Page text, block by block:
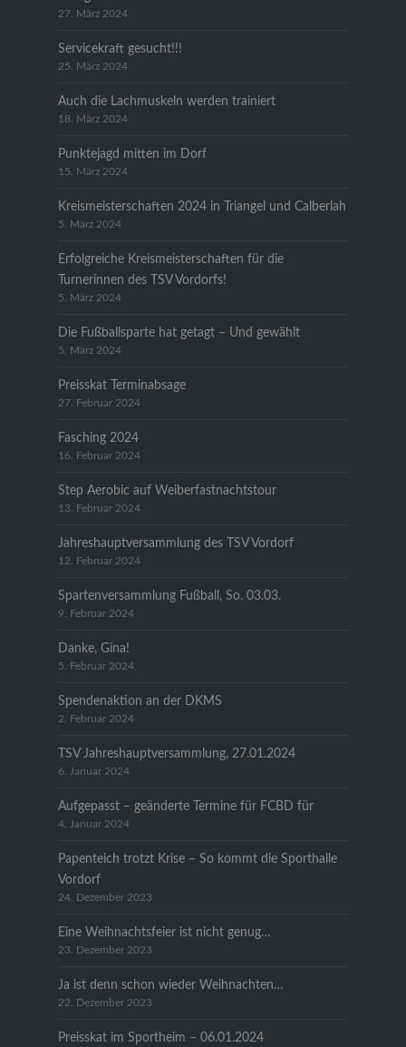
27. März 2024
Servicekraft gesucht!!!
25. März 2024
Auch die Lachmuskeln werden trainiert
18. März 2024
Punktejagd mitten im Dorf
15. März 2024
Kreismeisterschaften 2024 in Triangel und Calberlah
5. März 2024
Erfolgreiche Kreismeisterschaften für die
Turnerinnen des TSV Vordorfs!
5. März 2024
Die Fußballsparte hat getagt – Und gewählt
5. März 2024
Preisskat Terminabsage
27. Februar 2024
Fasching 2024
16. Februar 2024
Step Aerobic auf Weiberfastnachtstour
13. Februar 2024
Jahreshauptversammlung des TSV Vordorf
12. Februar 2024
Spartenversammlung Fußball, So. 03.03.
9. Februar 2024
Danke, Gina!
5. Februar 2024
Spendenaktion an der DKMS
2. Februar 2024
TSV Jahreshauptversammlung, 27.01.2024
6. Januar 2024
Aufgepasst – geänderte Termine für FCBD für
4. Januar 2024
Papenteich trotzt Krise – So kommt die Sporthalle
Vordorf
24. Dezember 2023
Eine Weihnachtsfeier ist nicht genug…
23. Dezember 2023
Ja ist denn schon wieder Weihnachten…
22. Dezember 2023
Preisskat im Sportheim – 06.01.2024